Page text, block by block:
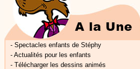
- Spectacles enfants de Stéphy
- Actualités pour les enfants
- Télécharger les dessins animés